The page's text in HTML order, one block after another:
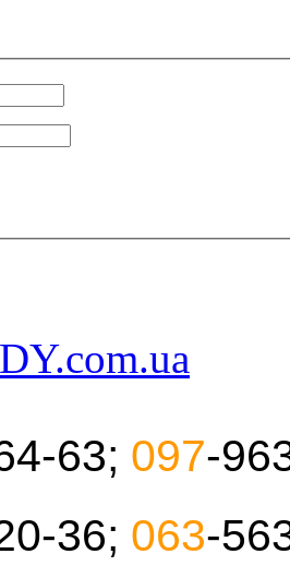
63; 097-
36; 063-